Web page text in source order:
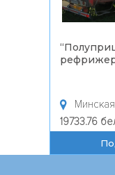
фургон-
Krone”
Минская обл.
бел.руб.